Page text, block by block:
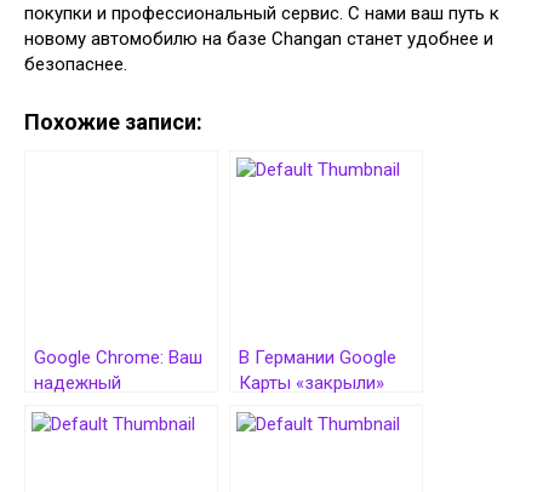
покупки и профессиональный сервис. С нами ваш путь к
новому автомобилю на базе Changan станет удобнее и
безопаснее.
Похожие записи:
Google Chrome: Ваш
надежный
компаньон в мире
интернет-серфинга
В Германии Google
Карты «закрыли»
автомагистрали: на
дорогах наступил